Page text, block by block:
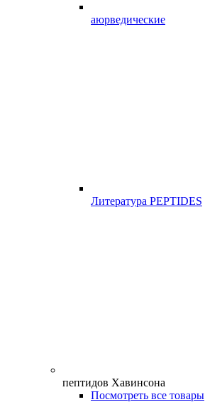
аюрведические
Литература PEPTIDES
пептидов Хавинсона
Посмотреть все товары